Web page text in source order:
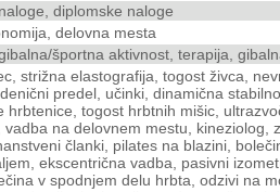
diplomske naloge
delovna mesta
športna aktivnost, terapija,
strižna elastografija, togost živca,
predel, učinki, dinamična
hrbtenice, togost hrbtnih mišic,
vadba na delovnem mestu,
članki, pilates na blazini,
ekscentrična vadba, pasivni
v spodnjem delu hrbta, odzivi na